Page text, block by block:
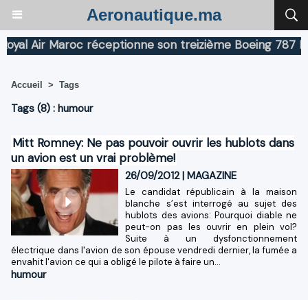
Aeronautique.ma
Air Maroc réceptionne son treizième Boeing 787
Accueil > Tags
Tags (8) : humour
Mitt Romney: Ne pas pouvoir ouvrir les hublots dans
un avion est un vrai problème!
26/09/2012|MAGAZINE
Le candidat républicain à la maison
blanche s’est interrogé au sujet des
hublots des avions: Pourquoi diable ne
peut-on pas les ouvrir en plein vol?
Suite à un dysfonctionnement
électrique dans l'avion de son épouse vendredi dernier, la fumée a
envahit l'avion ce qui a obligé le pilote à faire un...
humour